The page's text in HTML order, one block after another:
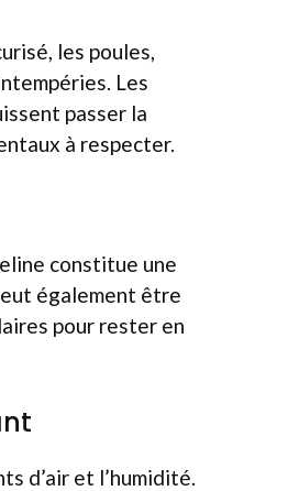
les poules,
Les
passer la
à respecter.
constitue une
également être
pour rester en
d’air et l’humidité.